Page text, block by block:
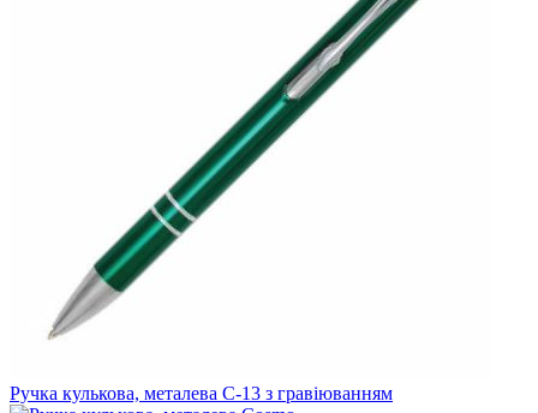
Ручка кулькова, металева C-13 з гравіюванням